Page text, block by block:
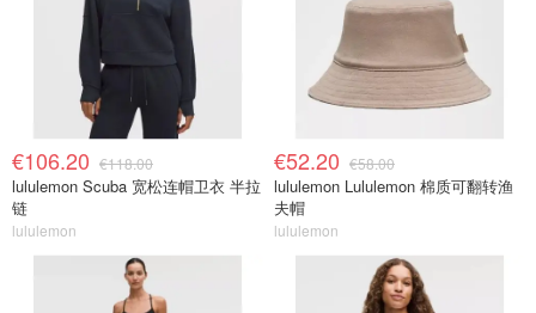
€106.20 €118.00
lululemon Scuba 宽松连帽卫衣 半拉
链
lululemon
€52.20 €58.00
lululemon Lululemon 棉质可翻转渔
夫帽
lululemon